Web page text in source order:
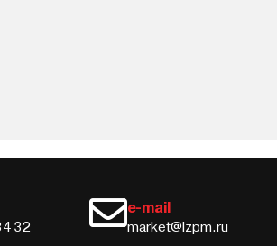
32
e-mail
market@lzpm.ru